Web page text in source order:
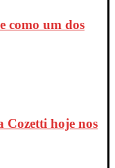
como um dos
hoje nos